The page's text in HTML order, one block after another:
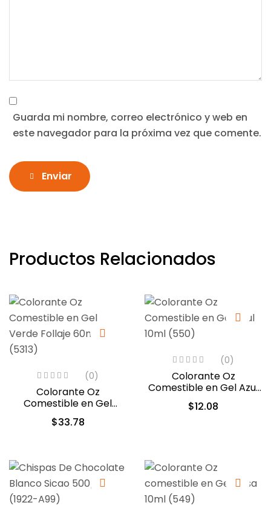
Guarda mi nombre, correo electrónico y web en
este navegador para la próxima vez que comente.
Enviar
Productos Relacionados
(0)
Colorante Oz
Comestible en Gel
Verde Follaje 60ml
(5313)
$33.78
(0)
Colorante Oz
Comestible en Gel Azul
10ml (550)
$12.08